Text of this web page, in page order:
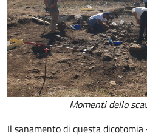
Momenti dello
Il sanamento di questa dicotomia